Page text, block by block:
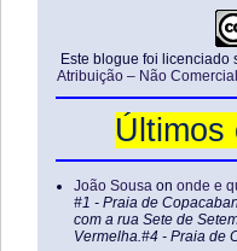
Este blogue foi licenciado
Atribuição – Não
Últimos
João Sousa on onde e
#1 - Praia de
com a rua Sete de
Vermelha.#4 - Praia de